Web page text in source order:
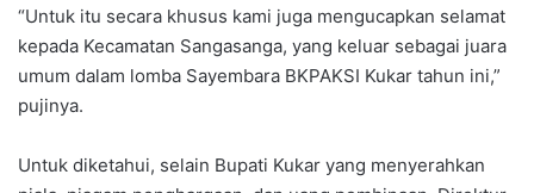
“Untuk itu secara khusus kami juga mengucapkan selamat
kepada Kecamatan Sangasanga, yang keluar sebagai juara
umum dalam lomba Sayembara BKPAKSI Kukar tahun ini,”
pujinya.
Untuk diketahui, selain Bupati Kukar yang menyerahkan